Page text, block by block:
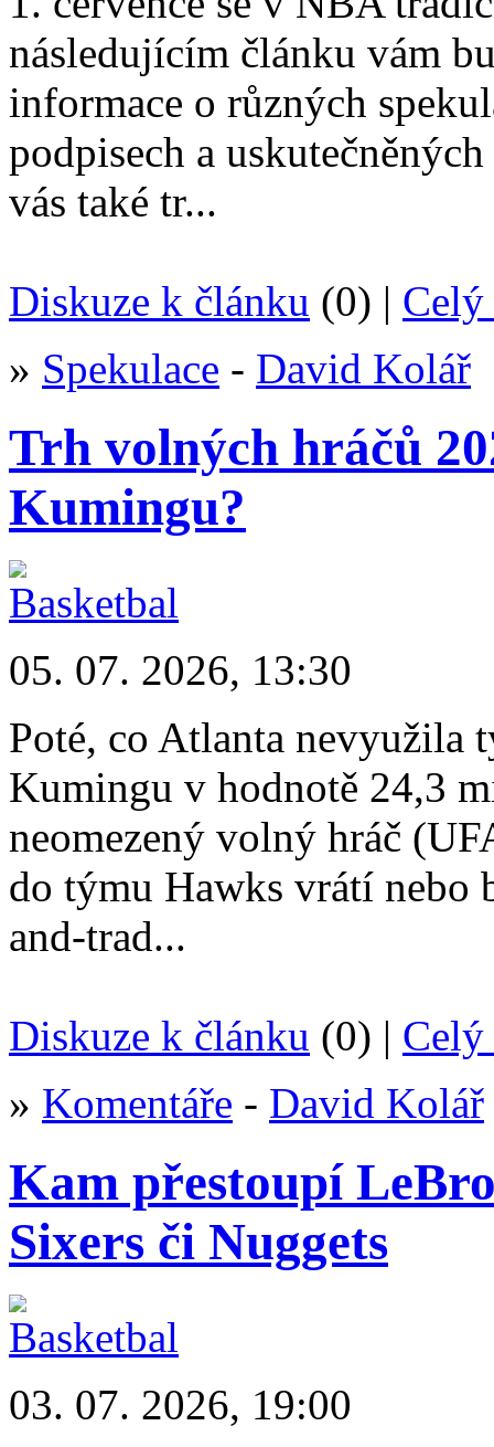
následujícím článku vám
informace o různých
podpisech a
vás také tr...
Diskuze k článku (0) | Celý
» Spekulace - David Kolář
Trh volných hráčů
Kumingu?
05. 07. 2026, 13:30
Poté, co Atlanta nevyužila
Kumingu v hodnotě 24,3
neomezený volný hráč
do týmu Hawks vrátí nebo
and-trad...
Diskuze k článku (0) | Celý
» Komentáře - David Kolář
Kam přestoupí
Sixers či Nuggets
03. 07. 2026, 19:00